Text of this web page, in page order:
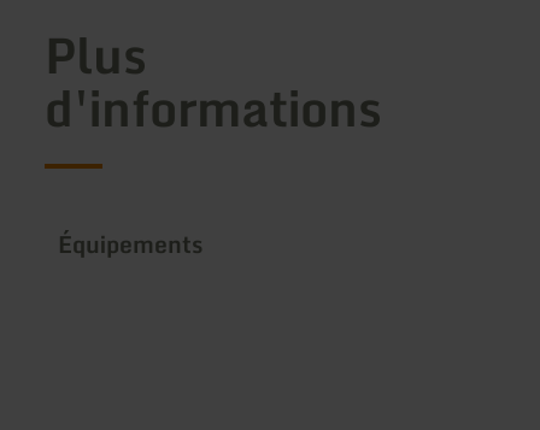
Plus
d'informations
Équipements